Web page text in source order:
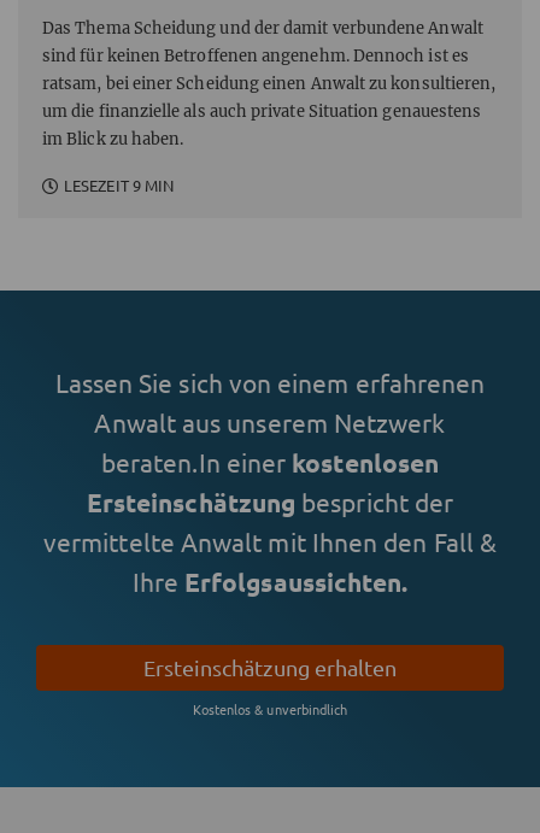
Das Thema Scheidung und der damit verbundene Anwalt
sind für keinen Betroffenen angenehm. Dennoch ist es
ratsam, bei einer Scheidung einen Anwalt zu konsultieren,
um die finanzielle als auch private Situation genauestens
im Blick zu haben.
LESEZEIT 9 MIN
Lassen Sie sich von einem erfahrenen
Anwalt aus unserem Netzwerk
beraten.In einer kostenlosen
Ersteinschätzung bespricht der
vermittelte Anwalt mit Ihnen den Fall &
Ihre Erfolgsaussichten.
Ersteinschätzung erhalten
Kostenlos & unverbindlich